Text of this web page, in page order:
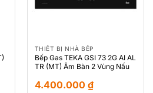
THIẾT BỊ NHÀ BẾP
Bếp Gas TEKA GSI 73 2G AI AL
TR (MT) Âm Bàn 2 Vùng Nấu
4.400.000 ₫